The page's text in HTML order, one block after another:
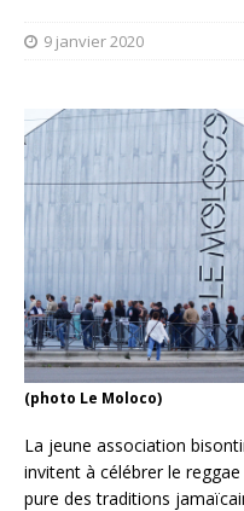
9 janvier 2020
(photo Le Moloco)
La jeune association
invitent à célébrer le
pure des traditions